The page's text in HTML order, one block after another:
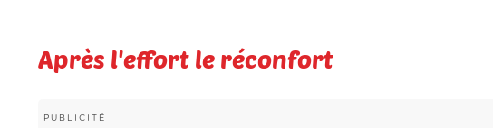
Après l'effort le réconfort